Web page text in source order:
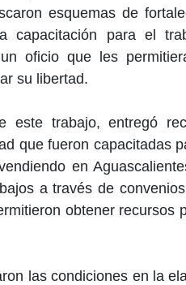
esquemas de
capacitación para el
oficio que les
su libertad.
este trabajo, entregó
que fueron capacitadas
en
a través de
obtener recursos
las condiciones en la